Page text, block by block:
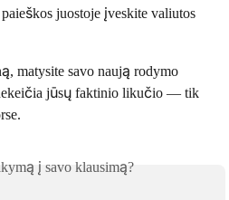
juostoje įveskite valiutos
matysite savo naują rodymo
jūsų faktinio likučio — tik
į savo klausimą?